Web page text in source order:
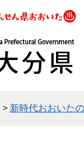
> 新時代おおいた